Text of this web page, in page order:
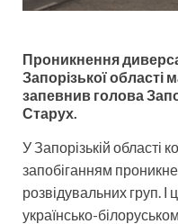
Проникнення
Запорізької області
запевнив голова
Старух.
У Запорізькій області
запобіганням
розвідувальних груп. І
українсько-